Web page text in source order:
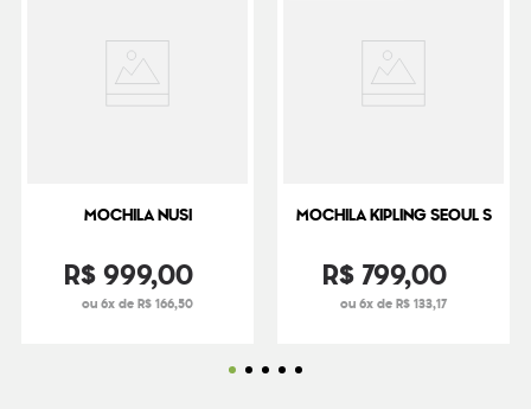
MOCHILA NUSI
R$999,00
ou 6x de R$ 166,50
MOCHILA KIPLING SEOUL S
R$799,00
ou 6x de R$ 133,17